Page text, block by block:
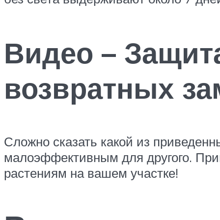
Видео –
возвратных
Сложно сказать какой из
малоэффективным для другого.
растениям на вашем участке!